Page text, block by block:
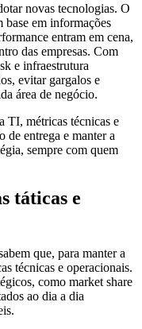
novas tecnologias. O
base em informações
entram em cena,
das empresas. Com
e infraestrutura
evitar gargalos e
área de negócio.
TI, métricas técnicas e
de entrega e manter a
sempre com quem
táticas e
que, para manter a
técnicas e operacionais.
como market share
ao dia a dia